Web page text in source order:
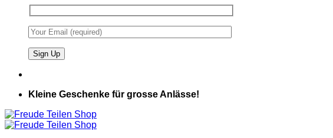
Kleine Geschenke für grosse Anlässe!